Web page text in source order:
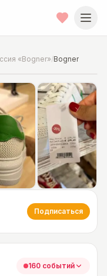
«Bogner»/Bogner
-30% уже включены в
Подписаться
160 событий